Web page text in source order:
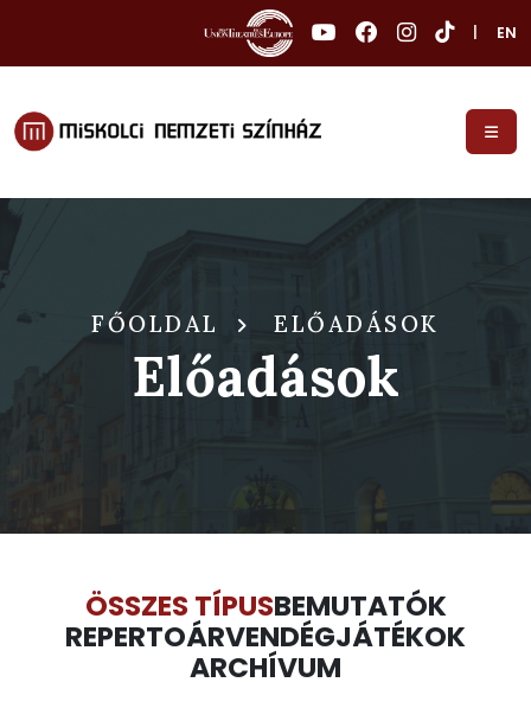
EN
FŐOLDAL ELŐADÁSOK
Előadások
ÖSSZES TÍPUSBEMUTATÓK
REPERTOÁRVENDÉGJÁTÉKOK
ARCHÍVUM